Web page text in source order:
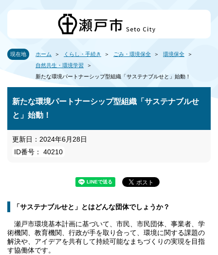
現在地 ホーム くらし・手続き ごみ・環境保全
環境保全
自然共生・環境学習
新たな環境パートナーシップ型組織「サステナブルせと」始動！
新たな環境パートナーシップ型組織「サステナブルせ
と」始動！
更新日：2024年6月28日
ID番号： 40210
「サステナブルせと」とはどんな団体でしょうか？
瀬戸市環境基本計画に基づいて、市民、市民団体、事業者、学
術機関、教育機関、行政が手を取り合って、環境に関する課題の
解決や、アイデアを共有して持続可能なまちづくりの実現を目指
す協働体です。